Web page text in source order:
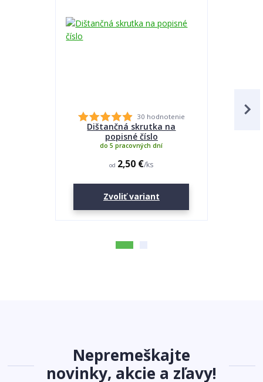
30 hodnotenie
Dištančná skrutka na
popisné číslo
od 2,50 €/ks
do 5 pracovných dní
Zvoliť variant
Nepremeškajte
novinky, akcie a zľavy!